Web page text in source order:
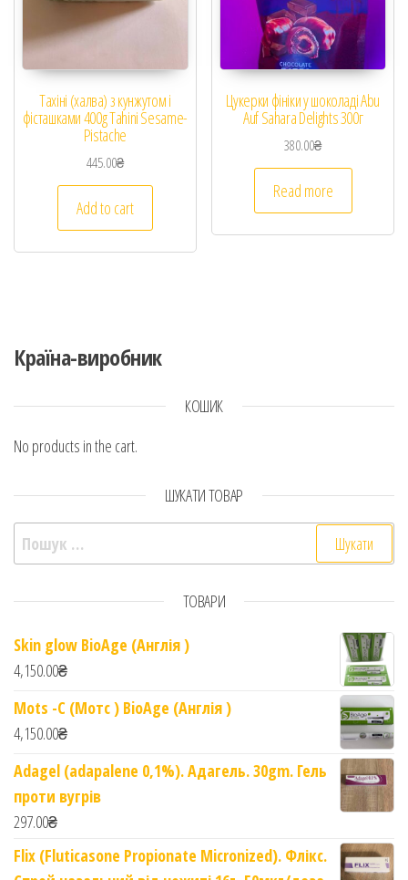
Тахіні (халва) з кунжутом і
фісташками 400g Tahini Sesame-
Pistache
445.00₴
Add to cart
Цукерки фініки у шоколаді Abu
Auf Sahara Delights 300г
380.00₴
Read more
Країна-виробник
КОШИК
No products in the cart.
ШУКАТИ ТОВАР
Пошук:
ТОВАРИ
Skin glow BioAge (Англія )
4,150.00₴
Mots -C (Мотс ) BioAge (Англія )
4,150.00₴
Adagel (adapalene 0,1%). Адагель. 30gm. Гель
проти вугрів
297.00₴
Flix (Fluticasone Propionate Micronized). Флікс.